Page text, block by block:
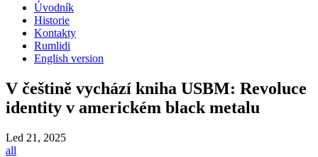
Úvodník
Historie
Kontakty
Rumlidi
English version
V češtině vychází kniha USBM: Revoluce
identity v americkém black metalu
Led 21, 2025
all